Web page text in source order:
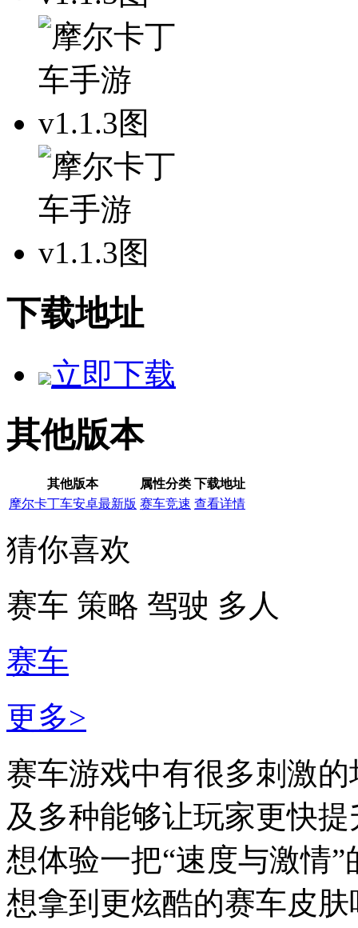
下载地址
立即下载
其他版本
其他版本 属性分类 下载地址
摩尔卡丁车安卓最新版 赛车竞速 查看详情
猜你喜欢
赛车 策略 驾驶 多人
赛车
更多>
赛车游戏中有很多刺激
及多种能够让玩家更快
想体验一把“速度与激情
想拿到更炫酷的赛车皮